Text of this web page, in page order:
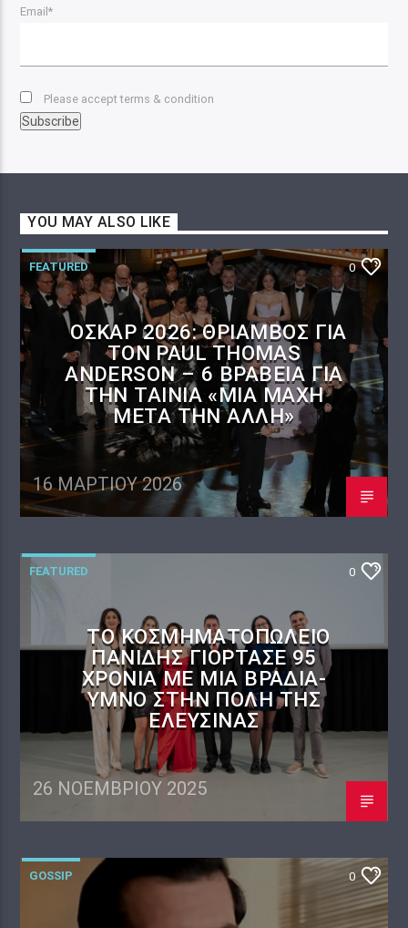
Email*
Please accept terms & condition
YOU MAY ALSO LIKE
FEATURED 0
ΌΣΚΑΡ 2026: ΘΡΊΑΜΒΟΣ ΓΙΑ
ΤΟΝ PAUL THOMAS
ANDERSON – 6 ΒΡΑΒΕΊΑ ΓΙΑ
ΤΗΝ ΤΑΙΝΊΑ «ΜΊΑ ΜΆΧΗ
ΜΕΤΆ ΤΗΝ ΆΛΛΗ»
16 ΜΑΡΤΊΟΥ 2026
FEATURED 0
ΤΟ ΚΟΣΜΗΜΑΤΟΠΩΛΕΊΟ
ΠΑΝΙΔΗΣ ΓΙΌΡΤΑΣΕ 95
ΧΡΌΝΙΑ ΜΕ ΜΙΑ ΒΡΑΔΙΆ-
ΎΜΝΟ ΣΤΗΝ ΠΌΛΗ ΤΗΣ
ΕΛΕΥΣΊΝΑΣ
26 ΝΟΕΜΒΡΊΟΥ 2025
GOSSIP 0